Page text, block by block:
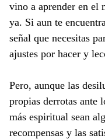
vino a aprender en el
ya. Si aun te
señal que necesitas
ajustes por hacer y
Pero, aunque las
propias derrotas ante
más espiritual sean
recompensas y las